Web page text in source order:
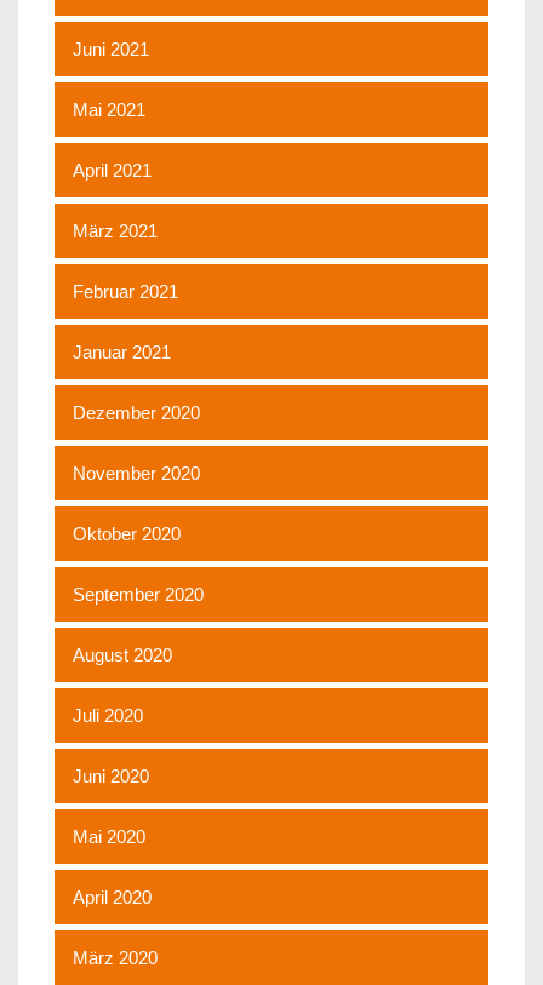
Juni 2021
Mai 2021
April 2021
März 2021
Februar 2021
Januar 2021
Dezember 2020
November 2020
Oktober 2020
September 2020
August 2020
Juli 2020
Juni 2020
Mai 2020
April 2020
März 2020